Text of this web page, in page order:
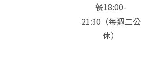
餐18:00-
21:30（每週二公
休）